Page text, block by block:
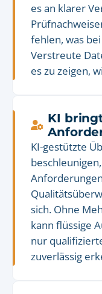
es an klarer
fehlen, was
Verstreute
es zu zeigen,
KI
KI-gestützte
sich. Ohne
kann flüssige
nur
zuverlässig